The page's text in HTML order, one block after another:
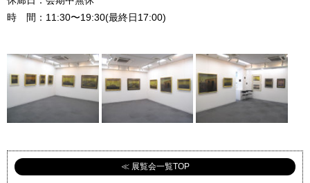
時 間：11:30〜19:30(最終日17:00)
≪ 展覧会一覧TOP